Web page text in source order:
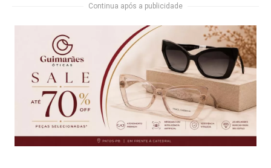
Continua após a publicidade